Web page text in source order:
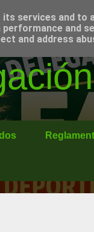
services and to
and
and address